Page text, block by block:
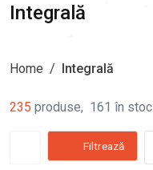
Integrală
Home / Integrală
235 produse, 161 în stoc
Filtrează